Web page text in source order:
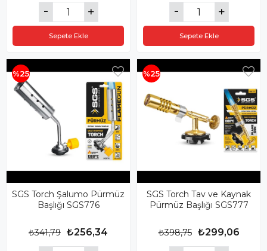
Sepete Ekle Sepete Ekle
SGS Torch Şalumo Pürmüz
Başlığı SGS776
₺256,34
₺341,79
%25
SGS Torch Tav ve Kaynak
Pürmüz Başlığı SGS777
₺299,06
₺398,75
%25